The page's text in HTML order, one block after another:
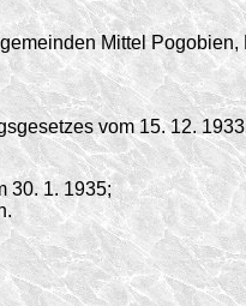
Mittel
vom15. 12.
30. 1. 1935;